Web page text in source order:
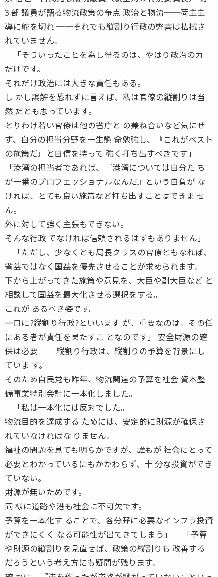
3 部 議員が語る物流政策の争点 政治と物流──荷主主
導に舵を切れ ──それでも縦割り行政の弊害は払拭さ
れていません。
「そういったことを為し得るのは、やはり政治の力
だけです。
それだけ政治には大きな責任もある。
し かし誤解を恐れずに言えば、私は官僚の縦割りは当
然 だとも思っています。
とりわけ若い官僚は他の省庁と の兼ね合いなど気にせ
ず、自分の担当分野を一生懸 命勉強し、『これがベスト
の施策だ』と自信を持って 強く打ち出すべきです」
「港湾の担当者であれば、『港湾については自分た ち
が一番のプロフェッショナルなんだ』という自負が な
ければ、とても良い施策など打ち出すことはできま せ
ん。
外に対して強く主張もできない。
そんな行政 でなければ信頼されるはずもありません」
「ただし、少なくとも局長クラスの官僚ともなれば、
省益ではなく国益を優先させることが求められます。
下から上がってきた施策や意見を、大臣や副大臣など と
相談して国益を最大化させる選択をする。
これが あるべき姿です。
一口に?縦割り行政?といいます が、重要なのは、その任
にある者が責任を果たすこ となのです」 安全財源の確
保は必要 ──縦割り行政は、縦割りの予算を背景にし
ていま す。
そのため自民党も昨年、物流関連の予算を社会 資本整
備事業特別会計に一本化しました。
「私は一本化には反対でした。
物流目的を達成する ためには、安定的に財源が確保さ
れていなければな りません。
福祉の問題を見ても明らかですが、誰もが 社会にとって
必要とわかっているにもかかわらず、十 分な投資ができ
ていない。
財源が無いためです。
同 様に道路や港も社会に不可欠です。
予算を一本化す ることで、各分野に必要なインフラ投資
ができにくく なる可能性が出てきてしまう」 「予算
や財源の縦割りを見直せば、政策の縦割りも 改善する
だろうという考え方にも疑問が残ります。